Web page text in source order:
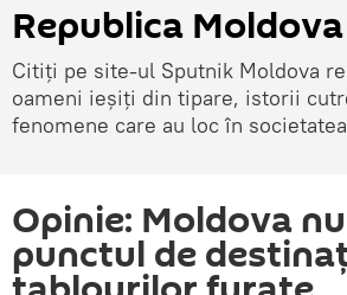
Republica Moldova
Citiți pe site-ul Sputnik Moldova
oameni ieșiți din tipare, istorii
fenomene care au loc în
Opinie: Moldova
punctul de